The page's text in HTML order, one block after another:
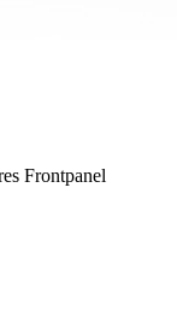
Frontpanel